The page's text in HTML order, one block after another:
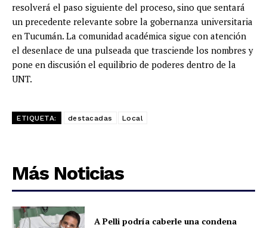
resolverá el paso siguiente del proceso, sino que sentará
un precedente relevante sobre la gobernanza universitaria
en Tucumán. La comunidad académica sigue con atención
el desenlace de una pulseada que trasciende los nombres y
pone en discusión el equilibrio de poderes dentro de la
UNT.
ETIQUETA: destacadas Local
Más Noticias
A Pelli podría caberle una condena